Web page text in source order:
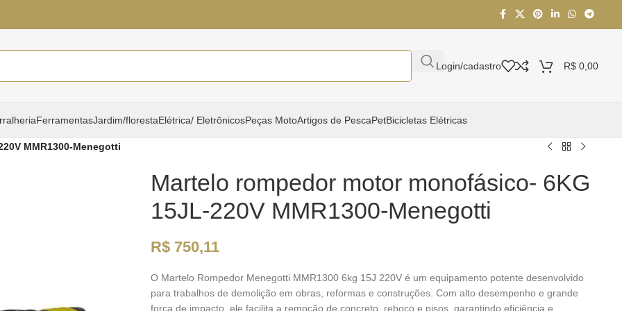
Login/cadastro R$ 0,00
FerramentasJardim/florestaElétrica/ EletrônicosPeças MotoArtigos de PescaPetBicicletas Elétricas
MMR1300-Menegotti
Martelo rompedor motor monofásico- 6KG
15JL-220V MMR1300-Menegotti
R$750,11
O Martelo Rompedor Menegotti MMR1300 6kg 15J 220V é um equipamento potente desenvolvido
para trabalhos de demolição em obras, reformas e construções. Com alto desempenho e grande
força de impacto, ele facilita a remoção de concreto, reboco e pisos, garantindo eficiência e